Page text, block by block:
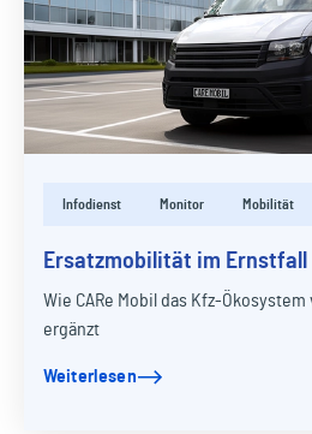
Infodienst Monitor Mobilität
Ersatzmobilität im Ernstfall
Wie CARe Mobil das Kfz-Ökosystem
ergänzt
Weiterlesen